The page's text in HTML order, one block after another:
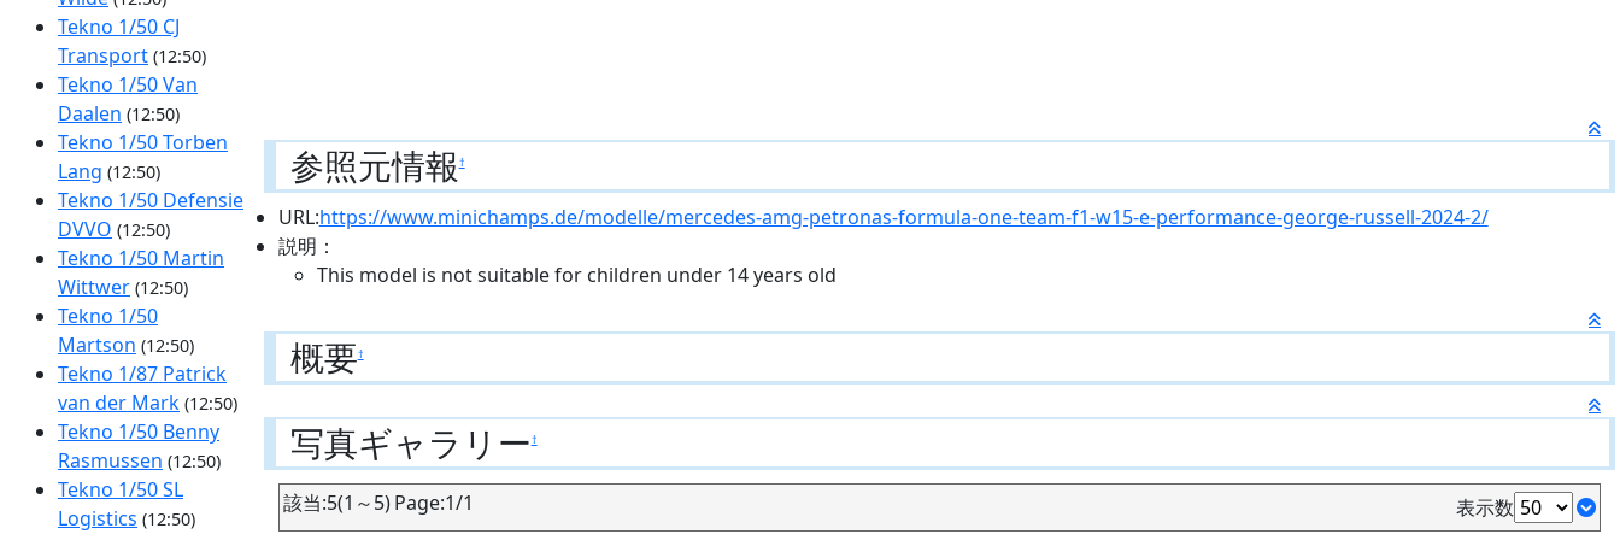
Tekno 1/50 CJ
Transport (12:50)
Tekno 1/50 Van
Daalen (12:50)
Tekno 1/50 Torben
Lang (12:50)
Tekno 1/50 Defensie
DVVO (12:50)
Tekno 1/50 Martin
Wittwer (12:50)
Tekno 1/50
Martson (12:50)
Tekno 1/87 Patrick
van der Mark (12:50)
Tekno 1/50 Benny
Rasmussen (12:50)
Tekno 1/50 SL
Logistics (12:50)
参照元情報†
URL:https://www.minichamps.de/modelle/mercedes-amg-petronas-formula-one-team-f1-w15-e-performance-george-russell-2024-2/
説明：
This model is not suitable for children under 14 years old
概要†
写真ギャラリー†
該当:5(1～5) Page:1/1 表示数